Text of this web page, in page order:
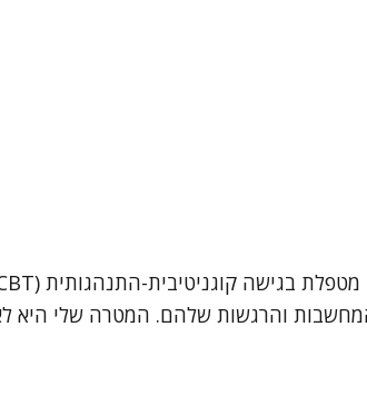
והרגשות שלהם. המטרה שלי היא